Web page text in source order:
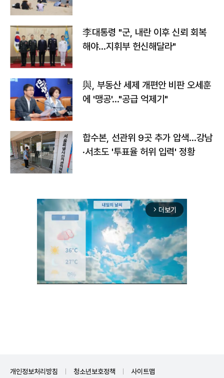
李대통령 "군, 내란 이후 신뢰 회복
해야…지휘부 헌신해달라"
與, 부동산 세제 개편안 비판 오세훈
에 '맹공'…"공급 억제기"
합수본, 선관위 9곳 추가 압색…강남
·서초도 '투표율 허위 입력' 정황
arrow_forward_ios 더보기
개인정보처리방침 청소년보호정책 사이트맵